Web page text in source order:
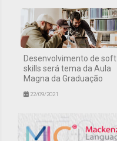
Desenvolvimento de soft
skills será tema da Aula
Magna da Graduação
22/09/2021